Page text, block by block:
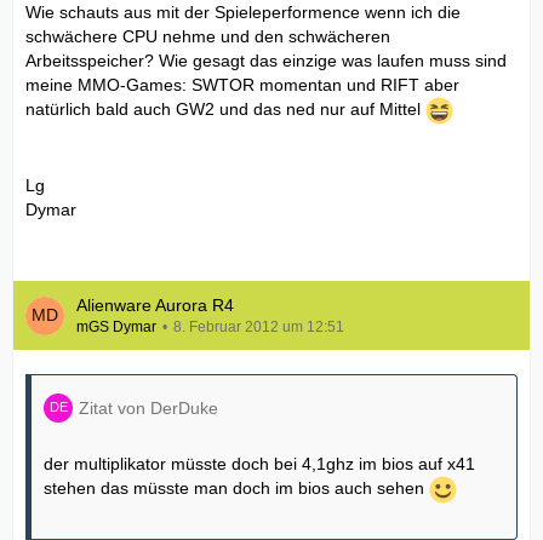
Wie schauts aus mit der Spieleperformence wenn ich die
schwächere CPU nehme und den schwächeren
Arbeitsspeicher? Wie gesagt das einzige was laufen muss sind
meine MMO-Games: SWTOR momentan und RIFT aber
natürlich bald auch GW2 und das ned nur auf Mittel
Lg
Dymar
Alienware Aurora R4
mGS Dymar 8. Februar 2012 um 12:51
Zitat von DerDuke
der multiplikator müsste doch bei 4,1ghz im bios auf x41
stehen das müsste man doch im bios auch sehen